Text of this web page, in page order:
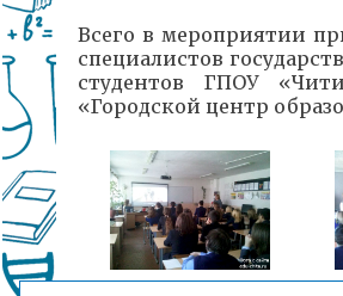
Всего в мероприятии
специалистов
студентов ГПОУ
«Городской центр